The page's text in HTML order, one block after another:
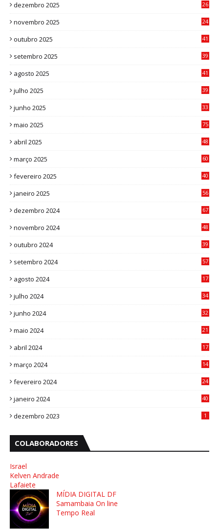
dezembro 2025
26
novembro 2025
24
outubro 2025
41
setembro 2025
39
agosto 2025
41
julho 2025
39
junho 2025
33
maio 2025 75
abril 2025
48
março 2025
60
fevereiro 2025
40
janeiro 2025
56
dezembro 2024
67
novembro 2024
48
outubro 2024
39
setembro 2024
57
agosto 2024
17
julho 2024
34
junho 2024
32
maio 2024
21
abril 2024
17
março 2024
14
fevereiro 2024
24
janeiro 2024
40
dezembro 2023 1
COLABORADORES
Israel
Kelven Andrade
Lafaiete
MÍDIA DIGITAL DF
Samambaia On line
Tempo Real